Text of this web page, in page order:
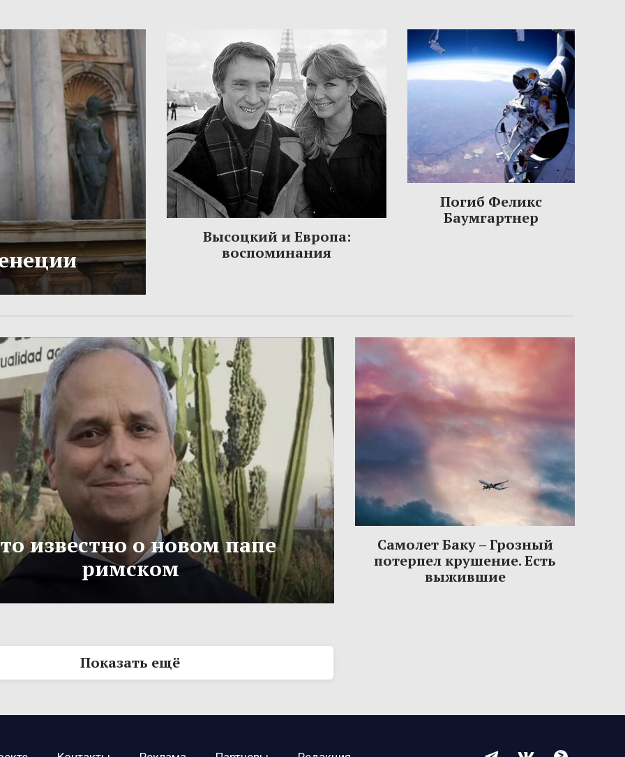
Высоцкий и Европа:
воспоминания
Погиб Феликс
Баумгартнер
известно о новом папе
римском
Самолет Баку – Грозный
потерпел крушение. Есть
выжившие
Показать ещё